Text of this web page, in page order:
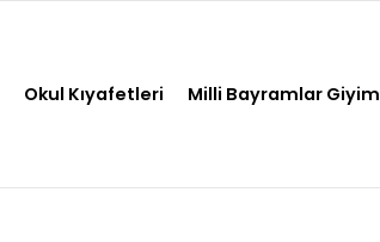
Okul Kıyafetleri Milli Bayramlar Giyim